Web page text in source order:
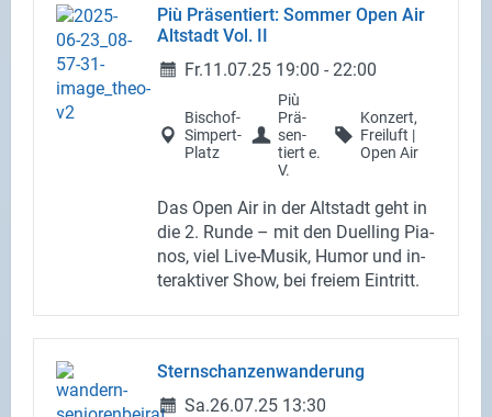
Più Prä­sen­tiert: Som­mer Open Air
Alt­stadt Vol. II
Fr.11.07.25 19:00 - 22:00
Bischof-​
Simpert-
Platz
Più
Prä­
sen­
tiert e.
V.
Kon­zert,
Frei­luft |
Open Air
Das Open Air in der Alt­stadt geht in
die 2. Runde – mit den Du­el­ling Pia­
nos, viel Live-​Musik, Humor und in­
ter­ak­ti­ver Show, bei frei­em Ein­tritt.
Stern­schan­zen­wan­de­rung
Sa.26.07.25 13:30